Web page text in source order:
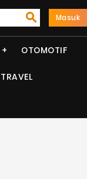
Masuk
OTOMOTIF
TRAVEL